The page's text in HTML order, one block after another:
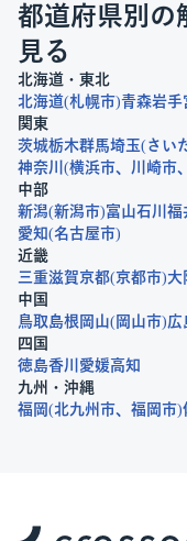
都道府県別の
見る
北海道・東北
北海道 札幌市 青森岩手
関東
茨城栃木群馬埼玉 さい
神奈川
横浜市 川崎市
中部
新潟 新潟市 富山石川 福
愛知 名古屋市
近畿
三重滋賀京都 京都市 大
中国
鳥取島根 岡山 岡山市 広
四国
徳島香川 愛媛高知
九州・沖縄
福岡
北九州市 福岡市